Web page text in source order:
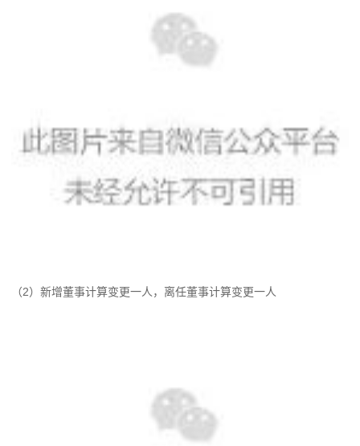
（2）新增董事计算变更一人，离任董事计算变更一人